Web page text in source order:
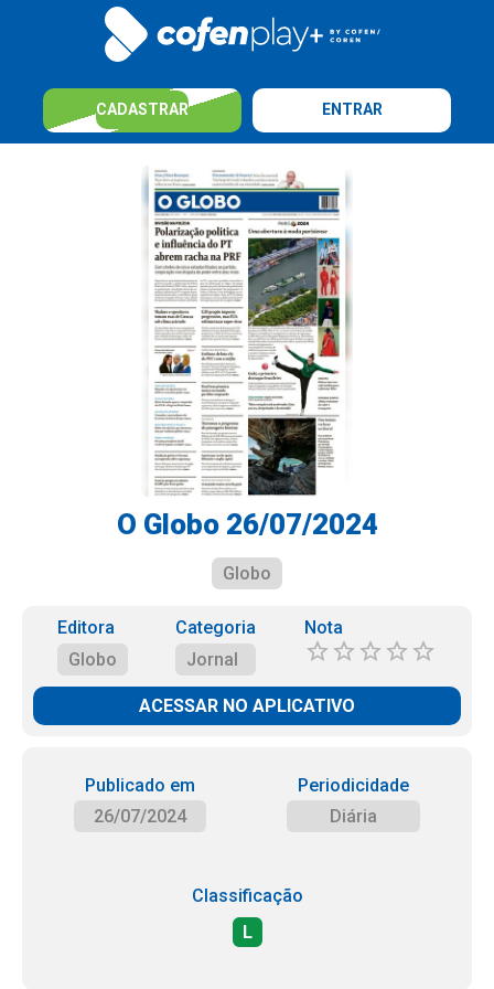
CADASTRAR ENTRAR
O Globo 26/07/2024
Globo
Editora
Globo
Categoria
Jornal
Nota
ACESSAR NO APLICATIVO
Publicado em
26/07/2024
Periodicidade
Diária
Classificação
L